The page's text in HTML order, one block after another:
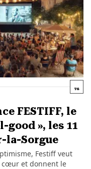
FESTIFF, le
», les 11
la-Sorgue
Festiff veut
cœur et donnent le